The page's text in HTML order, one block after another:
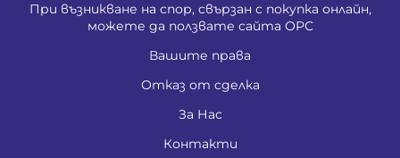
При възникване на спор, свързан с покупка онлайн,
можете да ползвате сайта ОРС
Вашите права
Отказ от сделка
За Нас
Контакти